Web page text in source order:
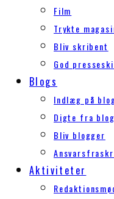
Film
Trykte
Bliv skribent
God
Blogs
Indlæg på
Digte fra
Bliv blogger
Aktiviteter